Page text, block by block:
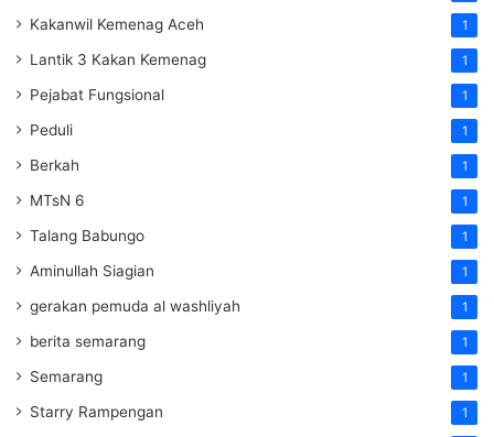
Kakanwil Kemenag Aceh 1
Lantik 3 Kakan Kemenag 1
Pejabat Fungsional 1
Peduli 1
Berkah 1
MTsN 6 1
Talang Babungo 1
Aminullah Siagian 1
gerakan pemuda al washliyah 1
berita semarang 1
Semarang 1
Starry Rampengan 1